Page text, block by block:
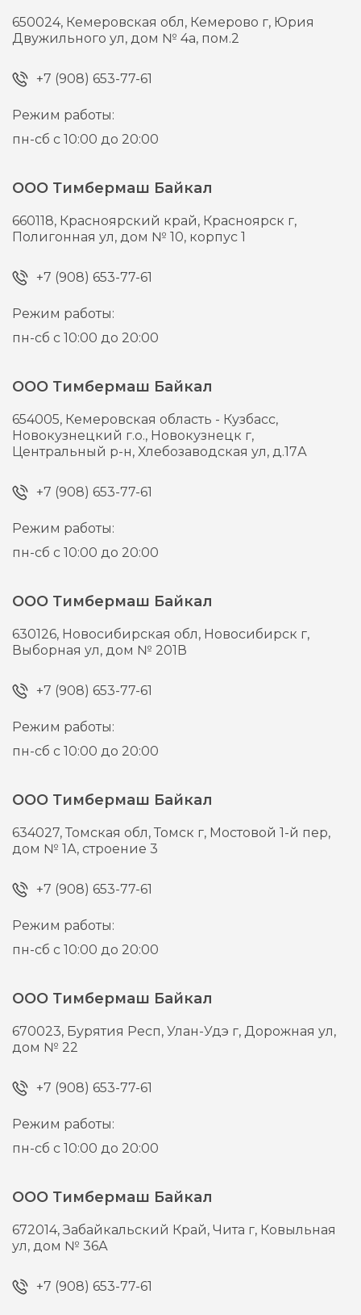
650024, Кемеровская обл, Кемерово г, Юрия
Двужильного ул, дом № 4а, пом.2
+7 (908) 653-77-61
Режим работы:
пн-сб с 10:00 до 20:00
ООО Тимбермаш Байкал
660118, Красноярский край, Красноярск г,
Полигонная ул, дом № 10, корпус 1
+7 (908) 653-77-61
Режим работы:
пн-сб с 10:00 до 20:00
ООО Тимбермаш Байкал
654005, Кемеровская область - Кузбасс,
Новокузнецкий г.о., Новокузнецк г,
Центральный р-н, Хлебозаводская ул, д.17А
+7 (908) 653-77-61
Режим работы:
пн-сб с 10:00 до 20:00
ООО Тимбермаш Байкал
630126, Новосибирская обл, Новосибирск г,
Выборная ул, дом № 201В
+7 (908) 653-77-61
Режим работы:
пн-сб с 10:00 до 20:00
ООО Тимбермаш Байкал
634027,Томская обл, Томск г, Мостовой 1-й пер,
дом № 1А, строение 3
+7 (908) 653-77-61
Режим работы:
пн-сб с 10:00 до 20:00
ООО Тимбермаш Байкал
670023, Бурятия Респ, Улан-Удэ г,Дорожная ул,
дом № 22
+7 (908) 653-77-61
Режим работы:
пн-сб с 10:00 до 20:00
ООО Тимбермаш Байкал
672014,Забайкальский Край, Чита г, Ковыльная
ул, дом № 36А
+7 (908) 653-77-61